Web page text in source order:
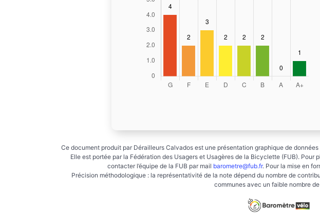
Ce document produit par Dérailleurs Calvados est une présentation graphique de
Elle est portée par la Fédération des Usagers et Usagères de la Bicyclette (FUB).
contacter l’équipe de la FUB par mail barometre@fub.fr. Pour la mise en
Précision méthodologique : la représentativité de la note dépend du nombre de
communes avec un faible nombre